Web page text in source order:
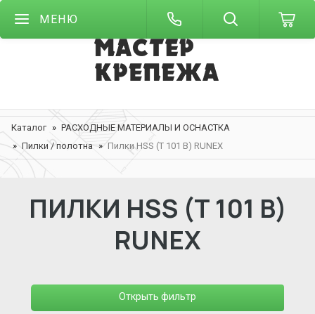
МЕНЮ
Каталог
РАСХОДНЫЕ МАТЕРИАЛЫ И ОСНАСТКА
Пилки / полотна
Пилки HSS (Т 101 В) RUNEX
ПИЛКИ HSS (Т 101 В)
RUNEX
Открыть фильтр